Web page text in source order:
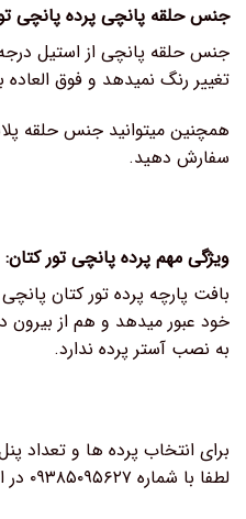
جنس حلقه پانچی پرده پانچی
جنس حلقه پانچی از استیل
تغییر رنگ نمیدهد و فوق
همچنین میتوانید جنس حلقه
سفارش دهید.
ویژگی مهم پرده پانچی تور کتان:
بافت پارچه پرده تور کتان
خود عبور میدهد و هم از بیرون
به نصب آستر پرده ندارد.
برای انتخاب پرده ها و تعداد
لطفا با شماره ۰۹۳۸۵۰۹۵۶۲۷ در ارتباط باشید.